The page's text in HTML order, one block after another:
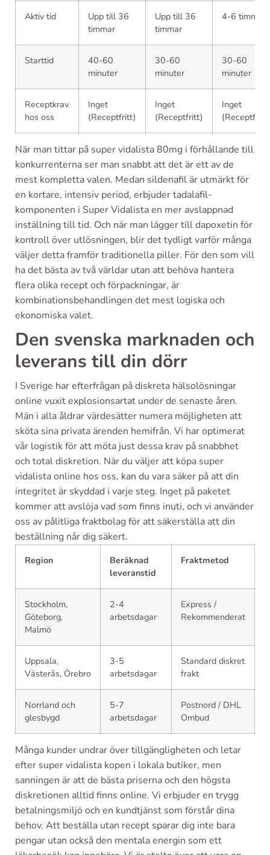
Aktiv tid
Upp till 36
timmar
Upp till 36
timmar
4-6 timmar
Starttid
40-60
minuter
30-60
minuter
30-60
minuter
Receptkrav
hos oss
Inget
(Receptfritt)
Inget
(Receptfritt)
Inget
(Receptfritt)
När man tittar på super vidalista 80mg i förhållande till
konkurrenterna ser man snabbt att det är ett av de
mest kompletta valen. Medan sildenafil är utmärkt för
en kortare, intensiv period, erbjuder tadalafil-
komponenten i Super Vidalista en mer avslappnad
inställning till tid. Och när man lägger till dapoxetin för
kontroll över utlösningen, blir det tydligt varför många
väljer detta framför traditionella piller. För den som vill
ha det bästa av två världar utan att behöva hantera
flera olika recept och förpackningar, är
kombinationsbehandlingen det mest logiska och
ekonomiska valet.
Den svenska marknaden och
leverans till din dörr
I Sverige har efterfrågan på diskreta hälsolösningar
online vuxit explosionsartat under de senaste åren.
Män i alla åldrar värdesätter numera möjligheten att
sköta sina privata ärenden hemifrån. Vi har optimerat
vår logistik för att möta just dessa krav på snabbhet
och total diskretion. När du väljer att köpa super
vidalista online hos oss, kan du vara säker på att din
integritet är skyddad i varje steg. Inget på paketet
kommer att avslöja vad som finns inuti, och vi använder
oss av pålitliga fraktbolag för att säkerställa att din
beställning når dig säkert.
Region
Beräknad
leveranstid
Fraktmetod
Stockholm,
Göteborg,
Malmö
2-4
arbetsdagar
Express /
Rekommenderat
Uppsala,
Västerås, Örebro
3-5
arbetsdagar
Standard diskret
frakt
Norrland och
glesbygd
5-7
arbetsdagar
Postnord / DHL
Ombud
Många kunder undrar över tillgängligheten och letar
efter super vidalista kopen i lokala butiker, men
sanningen är att de bästa priserna och den högsta
diskretionen alltid finns online. Vi erbjuder en trygg
betalningsmiljö och en kundtjänst som förstår dina
behov. Att beställa utan recept sparar dig inte bara
pengar utan också den mentala energin som ett